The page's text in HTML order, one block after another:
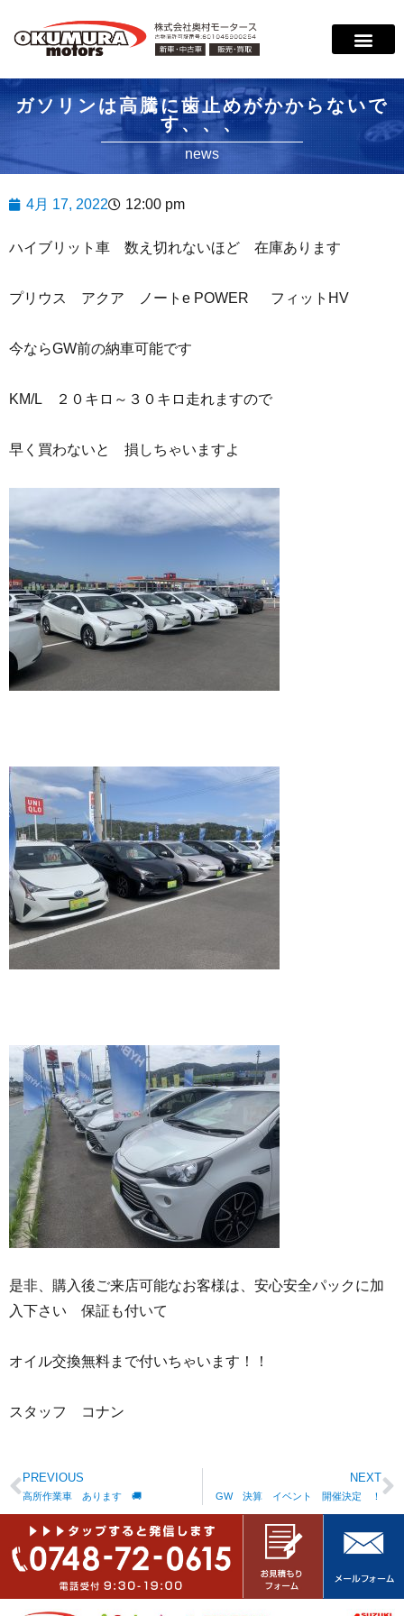
ガソリンは高騰に歯止めがかからないで
す、、、
news
4月 17, 2022 12:00 pm
ハイブリット車 数え切れないほど 在庫あります
プリウス アクア ノートe POWER フィットHV
今ならGW前の納車可能です
KM/L ２０キロ～３０キロ走れますので
早く買わないと 損しちゃいますよ
是非、購入後ご来店可能なお客様は、安心安全パックに加
入下さい 保証も付いて
オイル交換無料まで付いちゃいます！！
スタッフ コナン
PREVIOUS
高所作業車 あります 🚚
NEXT
GW 決算 イベント 開催決定 ！